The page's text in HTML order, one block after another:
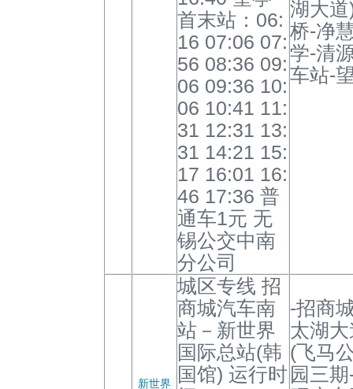
首末站：06:
16 07:06 07:
56 08:36 09:
06 09:36 10:
06 10:41 11:
31 12:31 13:
31 14:21 15:
17 16:01 16:
46 17:36 普
通车1元 无
锡公交中南
分公司
湖大
桥-净
学-清
车站-
新世界
城区专线 招
商城汽车南
站－新世界
国际总站(韩
国馆) 运行时
-招商
太湖
(飞马
园三